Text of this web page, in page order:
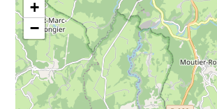
+
−